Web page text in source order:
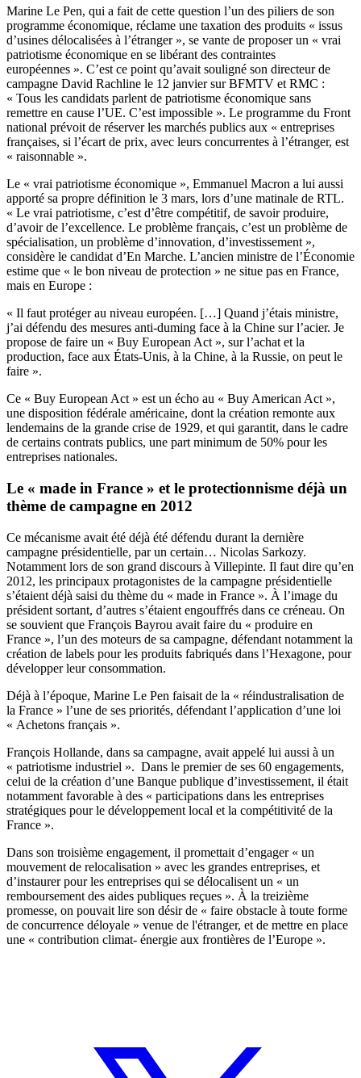
Marine Le Pen, qui a fait de cette question l’un des piliers de son
programme économique, réclame une taxation des produits « issus
d’usines délocalisées à l’étranger », se vante de proposer un « vrai
patriotisme économique en se libérant des contraintes
européennes ». C’est ce point qu’avait souligné son directeur de
campagne David Rachline le 12 janvier sur BFMTV et RMC :
« Tous les candidats parlent de patriotisme économique sans
remettre en cause l’UE. C’est impossible ». Le programme du Front
national prévoit de réserver les marchés publics aux « entreprises
françaises, si l’écart de prix, avec leurs concurrentes à l’étranger, est
« raisonnable ».
Le « vrai patriotisme économique », Emmanuel Macron a lui aussi
apporté sa propre définition le 3 mars, lors d’une matinale de RTL.
« Le vrai patriotisme, c’est d’être compétitif, de savoir produire,
d’avoir de l’excellence. Le problème français, c’est un problème de
spécialisation, un problème d’innovation, d’investissement »,
considère le candidat d’En Marche. L’ancien ministre de l’Économie
estime que « le bon niveau de protection » ne situe pas en France,
mais en Europe :
« Il faut protéger au niveau européen. […] Quand j’étais ministre,
j’ai défendu des mesures anti-duming face à la Chine sur l’acier. Je
propose de faire un « Buy European Act », sur l’achat et la
production, face aux États-Unis, à la Chine, à la Russie, on peut le
faire ».
Ce « Buy European Act » est un écho au « Buy American Act »,
une disposition fédérale américaine, dont la création remonte aux
lendemains de la grande crise de 1929, et qui garantit, dans le cadre
de certains contrats publics, une part minimum de 50% pour les
entreprises nationales.
Le « made in France » et le protectionnisme déjà un
thème de campagne en 2012
Ce mécanisme avait été déjà été défendu durant la dernière
campagne présidentielle, par un certain… Nicolas Sarkozy.
Notamment lors de son grand discours à Villepinte. Il faut dire qu’en
2012, les principaux protagonistes de la campagne présidentielle
s’étaient déjà saisi du thème du « made in France ». À l’image du
président sortant, d’autres s’étaient engouffrés dans ce créneau. On
se souvient que François Bayrou avait faire du « produire en
France », l’un des moteurs de sa campagne, défendant notamment la
création de labels pour les produits fabriqués dans l’Hexagone, pour
développer leur consommation.
Déjà à l’époque, Marine Le Pen faisait de la « réindustralisation de
la France » l’une de ses priorités, défendant l’application d’une loi
« Achetons français ».
François Hollande, dans sa campagne, avait appelé lui aussi à un
« patriotisme industriel ». Dans le premier de ses 60 engagements,
celui de la création d’une Banque publique d’investissement, il était
notamment favorable à des « participations dans les entreprises
stratégiques pour le développement local et la compétitivité de la
France ».
Dans son troisième engagement, il promettait d’engager « un
mouvement de relocalisation » avec les grandes entreprises, et
d’instaurer pour les entreprises qui se délocalisent un « un
remboursement des aides publiques reçues ». À la treizième
promesse, on pouvait lire son désir de « faire obstacle à toute forme
de concurrence déloyale » venue de l'étranger, et de mettre en place
une « contribution climat- énergie aux frontières de l’Europe ».